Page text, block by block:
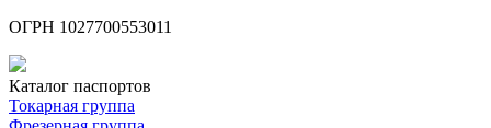
ОГРН 1027700553011
Каталог паспортов
Токарная группа